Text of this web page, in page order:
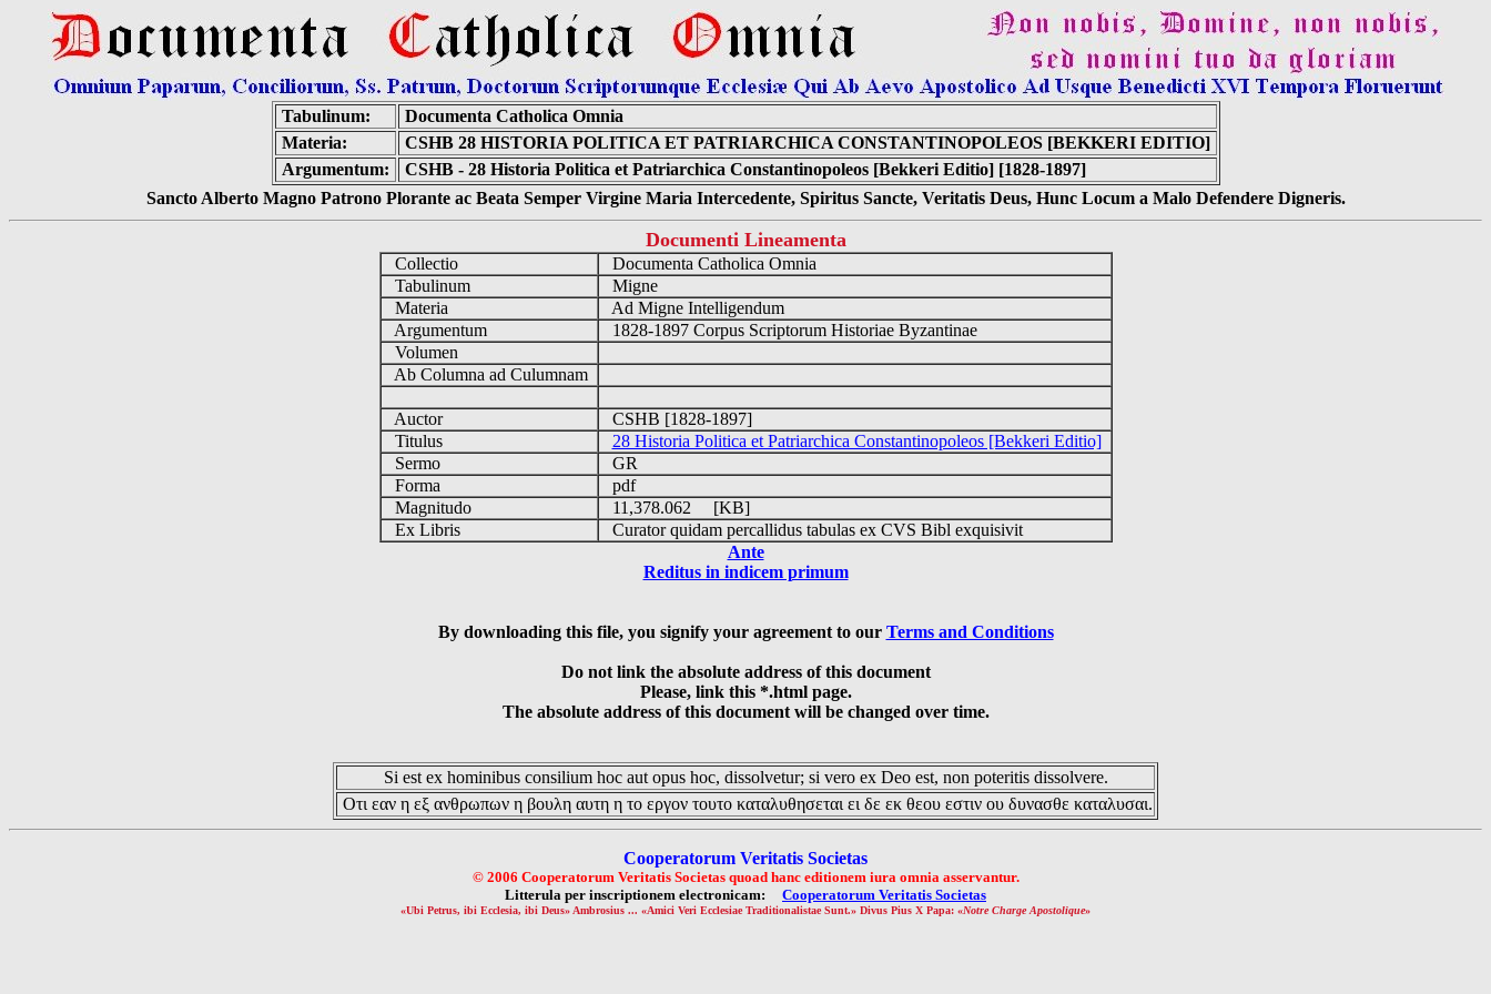
Tabulinum:
Documenta Catholica Omnia
Materia:
CSHB 28 HISTORIA POLITICA ET PATRIARCHICA CONSTANTINOPOLEOS [BEKKERI EDITIO]
Argumentum:
CSHB - 28 Historia Politica et Patriarchica Constantinopoleos [Bekkeri Editio] [1828-1897]
Sancto Alberto Magno Patrono Plorante ac Beata Semper Virgine Maria Intercedente, Spiritus Sancte, Veritatis Deus, Hunc Locum a Malo Defendere Digneris.
Documenti Lineamenta
Collectio
Documenta Catholica Omnia
Tabulinum
Migne
Materia
Ad Migne Intelligendum
Argumentum
1828-1897 Corpus Scriptorum Historiae Byzantinae
Volumen
Ab Columna ad Culumnam
Auctor
CSHB [1828-1897]
Titulus
28 Historia Politica et Patriarchica Constantinopoleos [Bekkeri Editio]
Sermo
GR
Forma
pdf
Magnitudo
11,378.062 [KB]
Ex Libris
Curator quidam percallidus tabulas ex CVS Bibl exquisivit
Ante
Reditus in indicem primum
By downloading this file, you signify your agreement to our Terms and Conditions
Do not link the absolute address of this document
Please, link this *.html page.
The absolute address of this document will be changed over time.
Si est ex hominibus consilium hoc aut opus hoc, dissolvetur; si vero ex Deo est, non poteritis dissolvere.
Οτι εαν η εξ ανθρωπων η βουλη αυτη η το εργον τουτο καταλυθησεται ει δε εκ θεου εστιν ου δυνασθε καταλυσαι.
Cooperatorum Veritatis Societas
© 2006 Cooperatorum Veritatis Societas quoad hanc editionem iura omnia asservantur.
Litterula per inscriptionem electronicam: Cooperatorum Veritatis Societas
«Ubi Petrus, ibi Ecclesia, ibi Deus» Ambrosius ... «Amici Veri Ecclesiae Traditionalistae Sunt.» Divus Pius X Papa: «Notre Charge Apostolique»